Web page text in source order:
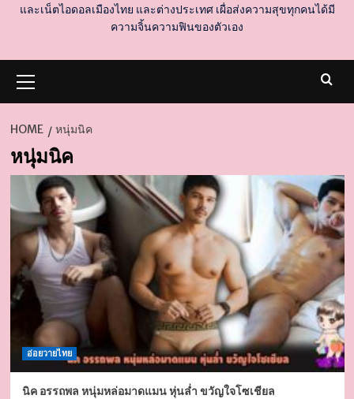
และเน็ตไอดอลเมืองไทย และต่างประเทศ เผื่อส่งความสุขทุกคนได้มี
ความจิ้นความฟินของตัวเอง
Menu
HOME หนุ่มนิค
หนุ่มนิค
อ่อยวายไทย
นิค อรรถพล หนุ่มหล่อมาดแมน หุ่นล่ำ ขวัญใจโซเชียล